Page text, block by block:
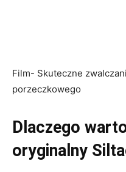
Film- Skuteczne
porzeczkowego
Dlaczego
oryginalny